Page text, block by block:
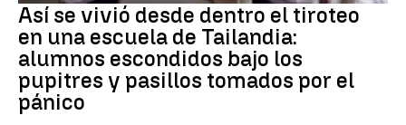
Así se vivió desde dentro el tiroteo
en una escuela de Tailandia:
alumnos escondidos bajo los
pupitres y pasillos tomados por el
pánico